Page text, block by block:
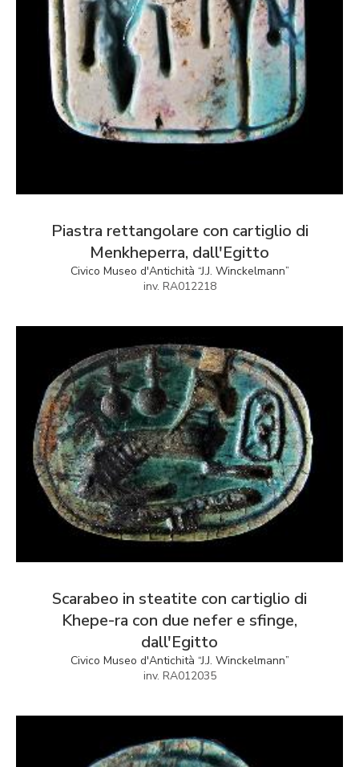
Piastra rettangolare con cartiglio di
Menkheperra, dall'Egitto
Civico Museo d'Antichità “J.J. Winckelmann”
inv. RA012218
Scarabeo in steatite con cartiglio di
Khepe-ra con due nefer e sfinge,
dall'Egitto
Civico Museo d'Antichità “J.J. Winckelmann”
inv. RA012035